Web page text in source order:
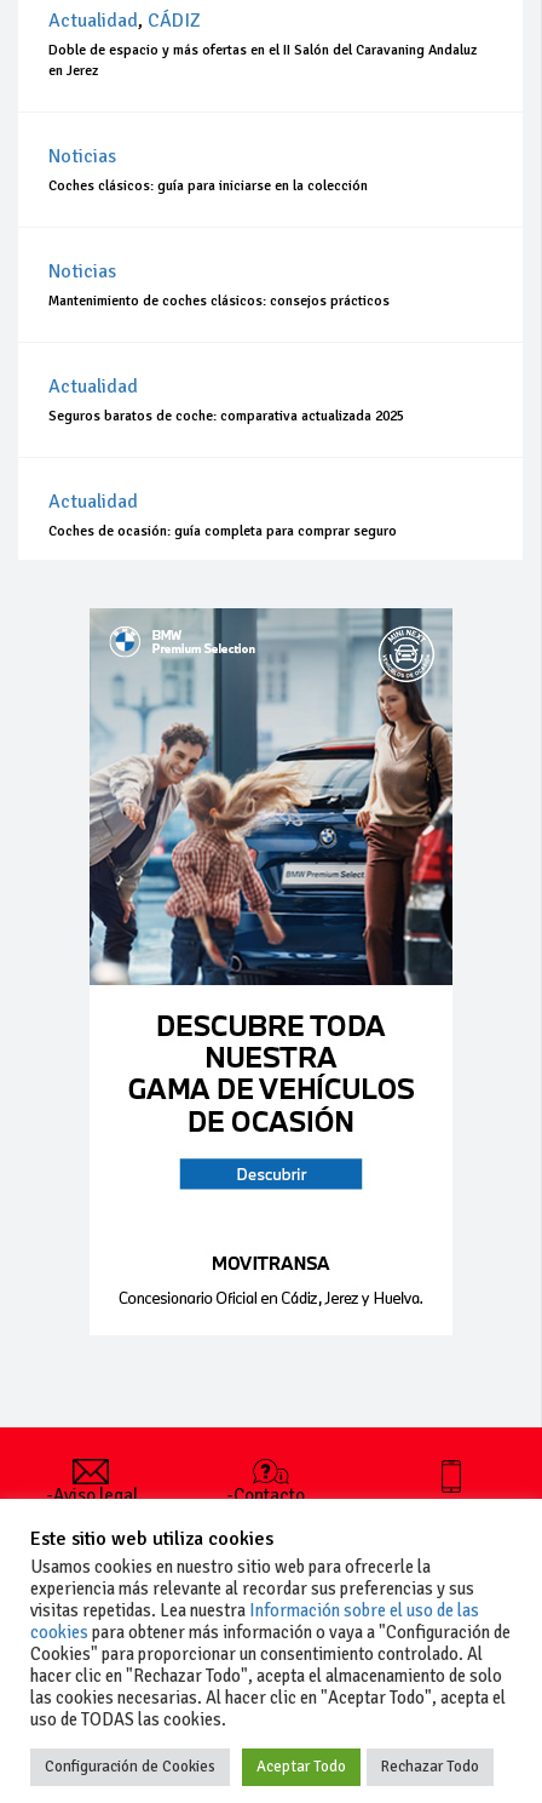
Actualidad, CÁDIZ
Doble de espacio y más ofertas en el II Salón del Caravaning Andaluz
en Jerez
Noticias
Coches clásicos: guía para iniciarse en la colección
Noticias
Mantenimiento de coches clásicos: consejos prácticos
Actualidad
Seguros baratos de coche: comparativa actualizada 2025
Actualidad
Coches de ocasión: guía completa para comprar seguro
-Aviso legal
generales
de uso
-Política de
privacidad
-Política de
cookies
-Contacto
publicar un
anuncio
-Vende+
+34 627 35
Copyright La guia del motor
Este sitio web utiliza cookies
Usamos cookies en nuestro sitio web para ofrecerle la
experiencia más relevante al recordar sus preferencias y sus
visitas repetidas. Lea nuestra Información sobre el uso de las
cookies para obtener más información o vaya a "Configuración de
Cookies" para proporcionar un consentimiento controlado. Al
hacer clic en "Rechazar Todo", acepta el almacenamiento de solo
las cookies necesarias. Al hacer clic en "Aceptar Todo", acepta el
uso de TODAS las cookies.
Configuración de Cookies Aceptar Todo Rechazar Todo